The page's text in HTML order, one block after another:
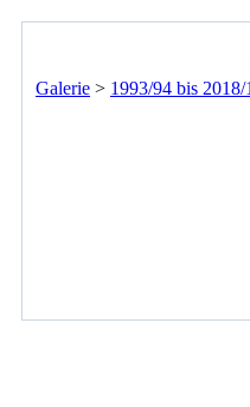
Galerie > 1993/94 bis 2018/